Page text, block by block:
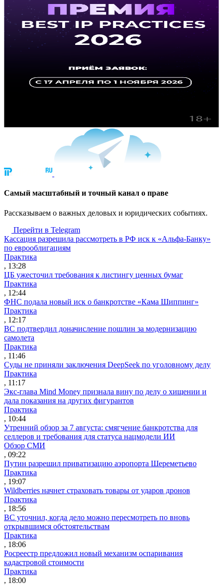
Cамый масштабный и точный канал о праве
Рассказываем о важных деловых и юридических событиях.
Перейти в Telegram
Кассация разрешила рассмотреть в РФ иск к «Альфа-Банку»
по еврооблигациям
Практика
, 13:28
ЦБ ужесточил требования к листингу ценных бумаг
Практика
, 12:44
ФНС подала новый иск о банкротстве «Кама Шиппинг»
Практика
, 12:17
ВС подтвердил доначисление пошлин за модернизацию
самолета
Практика
, 11:46
Суды не приняли заключения DeepSeek по уголовному делу
Практика
, 11:17
Экс-глава Mind Money признала вину по делу о хищении и
дала показания на других фигурантов
Практика
, 10:44
Утренний обзор за 7 августа: смягчение банкротства для
селлеров и требования для статуса нацмодели ИИ
Обзор СМИ
, 09:22
Путин разрешил приватизацию аэропорта Шереметьево
Практика
, 19:07
Wildberries начнет страховать товары от ударов дронов
Практика
, 18:56
ВС уточнил, когда дело можно пересмотреть по вновь
открывшимся обстоятельствам
Практика
, 18:06
Росреестр предложил новый механизм оспаривания
кадастровой стоимости
Практика
, 18:00